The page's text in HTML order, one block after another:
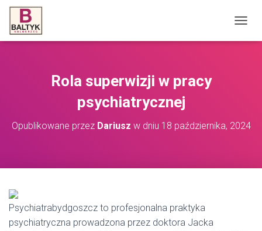
R
A
Rola superwizji w pracy
psychiatrycznej
Opublikowane przez Dariusz w dniu 18 października, 2024
Psychiatrabydgoszcz to profesjonalna praktyka
psychiatryczna prowadzona przez doktora Jacka